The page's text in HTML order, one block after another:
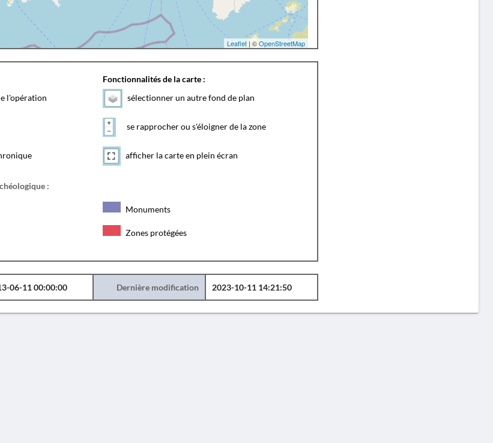
Leaflet| ©OpenStreetMap
l'opération
Fonctionnalités de la carte :
sélectionner un autre fond de plan
se rapprocher ou s'éloigner de la zone
afficher la carte en plein écran
:
Monuments
Zones protégées
06-11 00:00:00 Dernière modification 2023-10-11 14:21:50